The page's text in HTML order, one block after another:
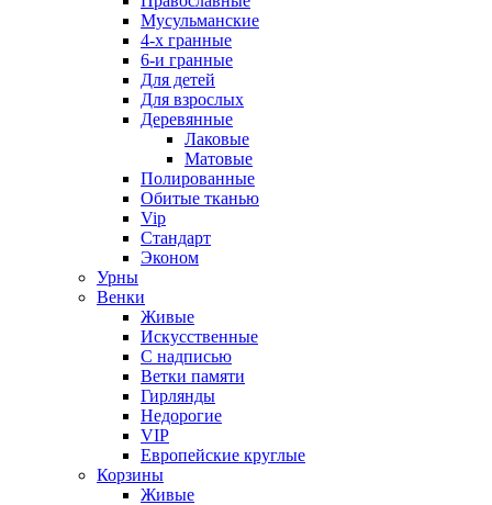
Мусульманские
4-х гранные
6-и гранные
Для детей
Для взрослых
Деревянные
Лаковые
Матовые
Полированные
Обитые тканью
Vip
Стандарт
Эконом
Урны
Венки
Живые
Искусственные
С надписью
Ветки памяти
Гирлянды
Недорогие
VIP
Европейские круглые
Корзины
Живые